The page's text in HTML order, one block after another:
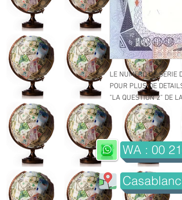
LE NUMERO DE SERIE
POUR PLUS DE
"LA QUESTION 2" DE
WA : 00